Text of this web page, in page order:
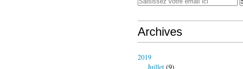
Archives
2019
Juillet (9)